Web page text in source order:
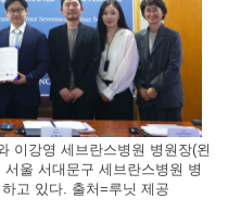
이강영 세브란스병원 병원장(왼
울 서대문구 세브란스병원 병
고 있다. 출처=루닛 제공